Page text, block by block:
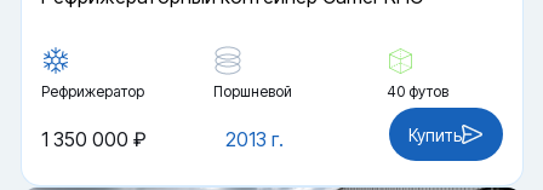
Рефрижератор Поршневой 40 футов
2013 г.
1 350 000 ₽ Купить